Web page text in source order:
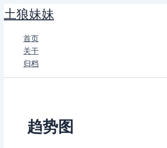
跳
至
土狼妹妹
首页
关于
归档
趋势图